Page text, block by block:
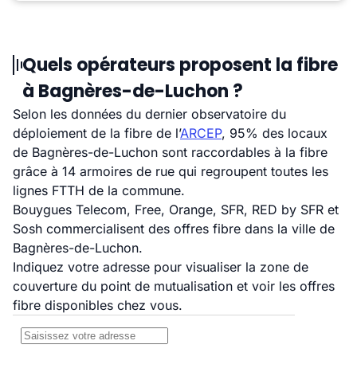
Quels opérateurs proposent la fibre
à Bagnères-de-Luchon ?
Selon les données du dernier observatoire du
déploiement de la fibre de l’ARCEP, 95% des locaux
de Bagnères-de-Luchon sont raccordables à la fibre
grâce à 14 armoires de rue qui regroupent toutes les
lignes FTTH de la commune.
Bouygues Telecom, Free, Orange, SFR, RED by SFR et
Sosh commercialisent des offres fibre dans la ville de
Bagnères-de-Luchon.
Indiquez votre adresse pour visualiser la zone de
couverture du point de mutualisation et voir les offres
fibre disponibles chez vous.